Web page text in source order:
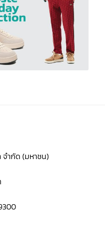
จำกัด (มหาชน)